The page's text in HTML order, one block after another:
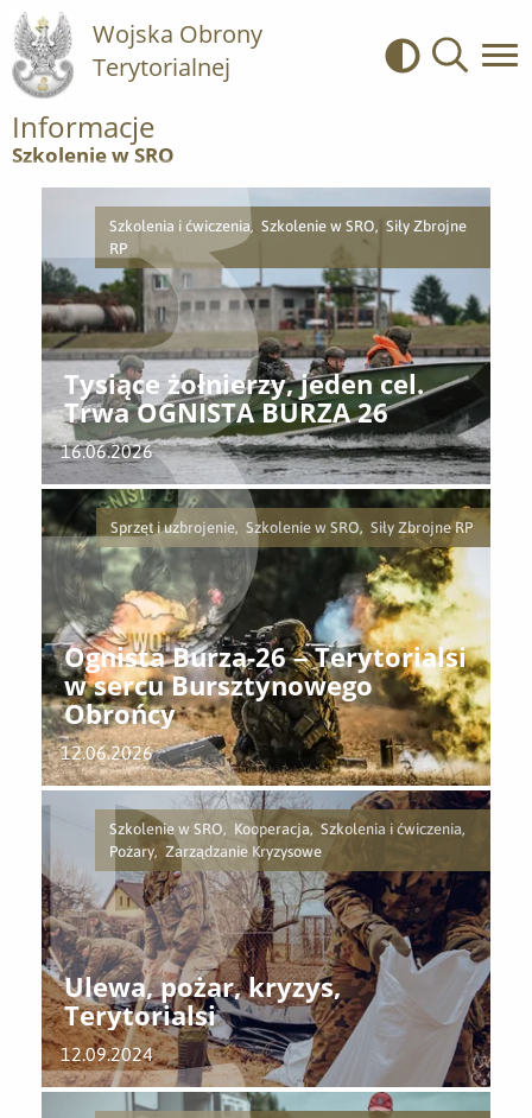
Wojska Obrony
Terytorialnej
Kontrast
Informacje
Szkolenie w SRO
Szkolenia i ćwiczenia, Szkolenie w SRO, Siły Zbrojne
RP
Tysiące żołnierzy, jeden cel.
Trwa OGNISTA BURZA 26
16.06.2026
Sprzęt i uzbrojenie, Szkolenie w SRO, Siły Zbrojne RP
Ognista Burza-26 – Terytorialsi
w sercu Bursztynowego
Obrońcy
12.06.2026
Szkolenie w SRO, Kooperacja, Szkolenia i ćwiczenia,
Pożary, Zarządzanie Kryzysowe
Ulewa, pożar, kryzys,
Terytorialsi
12.09.2024